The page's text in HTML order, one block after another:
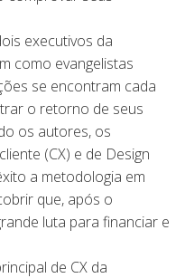
executivos da
como evangelistas
se encontram cada
o retorno de seus
os autores, os
(CX) e de Design
a metodologia em
que, após o
luta para financiar e
de CX da